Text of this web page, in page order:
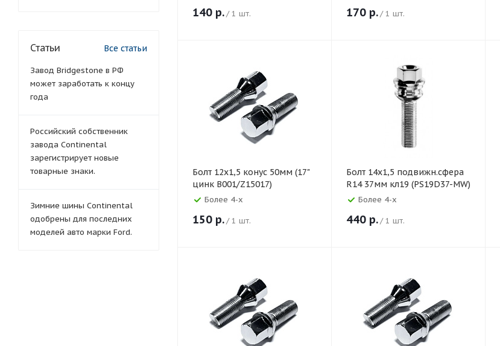
140 р./ 1 шт. 170 р./ 1 шт.
Болт 12х1,5 конус 50мм (17"
цинк B001/Z15017)
Более 4-х
150 р./ 1 шт.
Болт 14х1,5 подвижн.сфера
R14 37мм кл19 (PS19D37-MW)
Более 4-х
440 р./ 1 шт.
Статьи Все статьи
Завод Bridgestone в РФ
может заработать к концу
года
Российский собственник
завода Continental
зарегистрирует новые
товарные знаки.
Зимние шины Continental
одобрены для последних
моделей авто марки Ford.